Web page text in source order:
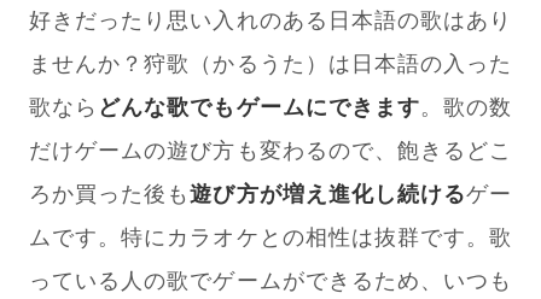
好きだったり思い入れのある日本語の歌はあり
ませんか？狩歌（かるうた）は日本語の入った
歌なら どんな歌でもゲームにできます。歌の数
だけゲームの遊び方も変わるので、飽きるどこ
ろか買った後も遊び方が増え進化し続けるゲー
ムです。特にカラオケとの相性は抜群です。歌
っている人の歌でゲームができるため、いつも